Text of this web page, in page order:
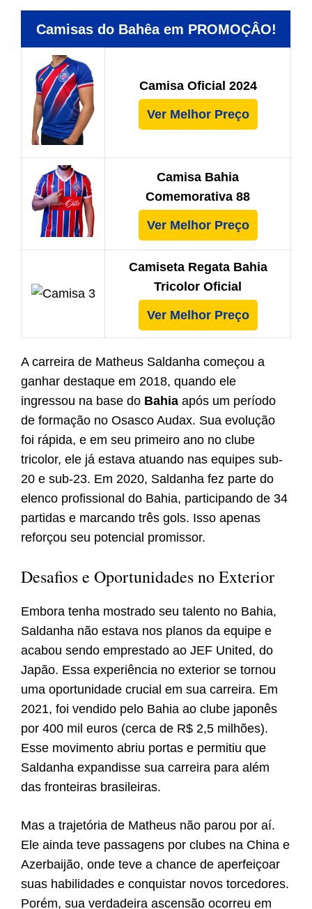
Camisas do Bahêa em PROMOÇÂO!
Camisa Oficial 2024
Ver Melhor Preço
Camisa Bahia
Comemorativa 88
Ver Melhor Preço
Camiseta Regata Bahia
Tricolor Oficial
Ver Melhor Preço
A carreira de Matheus Saldanha começou a
ganhar destaque em 2018, quando ele
ingressou na base do Bahia após um período
de formação no Osasco Audax. Sua evolução
foi rápida, e em seu primeiro ano no clube
tricolor, ele já estava atuando nas equipes sub-
20 e sub-23. Em 2020, Saldanha fez parte do
elenco profissional do Bahia, participando de 34
partidas e marcando três gols. Isso apenas
reforçou seu potencial promissor.
Desafios e Oportunidades no Exterior
Embora tenha mostrado seu talento no Bahia,
Saldanha não estava nos planos da equipe e
acabou sendo emprestado ao JEF United, do
Japão. Essa experiência no exterior se tornou
uma oportunidade crucial em sua carreira. Em
2021, foi vendido pelo Bahia ao clube japonês
por 400 mil euros (cerca de R$ 2,5 milhões).
Esse movimento abriu portas e permitiu que
Saldanha expandisse sua carreira para além
das fronteiras brasileiras.
Mas a trajetória de Matheus não parou por aí.
Ele ainda teve passagens por clubes na China e
Azerbaijão, onde teve a chance de aperfeiçoar
suas habilidades e conquistar novos torcedores.
Porém, sua verdadeira ascensão ocorreu em